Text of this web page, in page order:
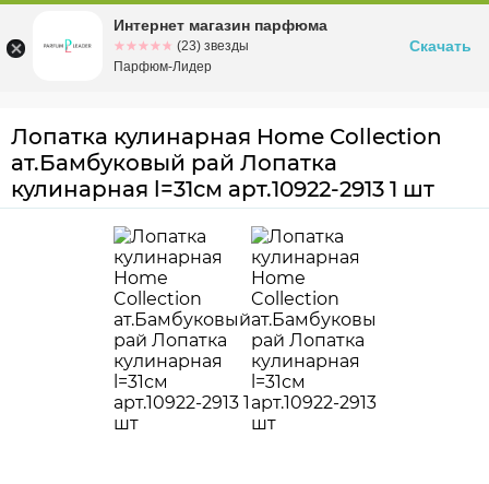
Омскул. Заозерная, 11, к. 1
Лопатка кулинарная Home Collection
ат.Бамбуковый рай Лопатка
кулинарная l=31см арт.10922-2913 1 шт
Интернет магазин парфюма
☆☆☆☆☆
★★★★★ (23) звезды
Парфюм-Лидер
Скачать